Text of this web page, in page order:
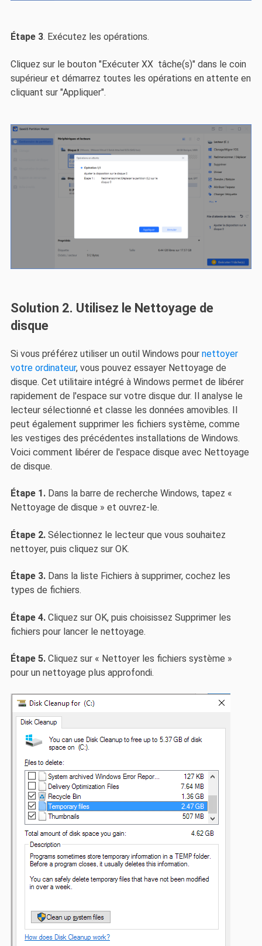
Étape 3. Exécutez les opérations.
Cliquez sur le bouton "Exécuter XX tâche(s)" dans le coin
supérieur et démarrez toutes les opérations en attente en
cliquant sur "Appliquer".
Solution 2. Utilisez le Nettoyage de
disque
Si vous préférez utiliser un outil Windows pour nettoyer
votre ordinateur, vous pouvez essayer Nettoyage de
disque. Cet utilitaire intégré à Windows permet de libérer
rapidement de l'espace sur votre disque dur. Il analyse le
lecteur sélectionné et classe les données amovibles. Il
peut également supprimer les fichiers système, comme
les vestiges des précédentes installations de Windows.
Voici comment libérer de l'espace disque avec Nettoyage
de disque.
Étape 1.Dans la barre de recherche Windows, tapez «
Nettoyage de disque » et ouvrez-le.
Étape 2.Sélectionnez le lecteur que vous souhaitez
nettoyer, puis cliquez sur OK.
Étape 3.Dans la liste Fichiers à supprimer, cochez les
types de fichiers.
Étape 4.Cliquez sur OK, puis choisissez Supprimer les
fichiers pour lancer le nettoyage.
Étape 5.Cliquez sur « Nettoyer les fichiers système »
pour un nettoyage plus approfondi.